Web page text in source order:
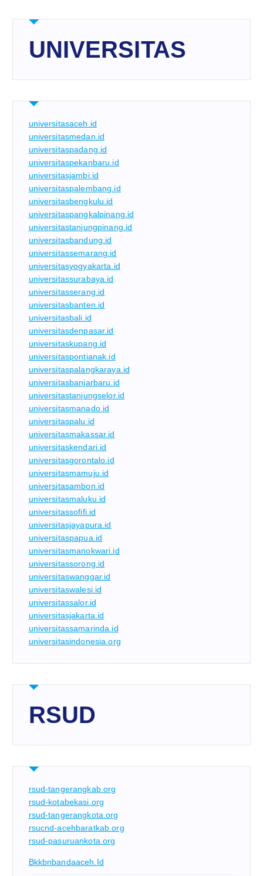
UNIVERSITAS
universitasaceh.id
universitasmedan.id
universitaspadang.id
universitaspekanbaru.id
universitasjambi.id
universitaspalembang.id
universitasbengkulu.id
universitaspangkalpinang.id
universitastanjungpinang.id
universitasbandung.id
universitassemarang.id
universitasyogyakarta.id
universitassurabaya.id
universitasserang.id
universitasbanten.id
universitasbali.id
universitasdenpasar.id
universitaskupang.id
universitaspontianak.id
universitaspalangkaraya.id
universitasbanjarbaru.id
universitastanjungselor.id
universitasmanado.id
universitaspalu.id
universitasmakassar.id
universitaskendari.id
universitasgorontalo.id
universitasmamuju.id
universitasambon.id
universitasmaluku.id
universitassofifi.id
universitasjayapura.id
universitaspapua.id
universitasmanokwari.id
universitassorong.id
universitaswanggar.id
universitaswalesi.id
universitassalor.id
universitasjakarta.id
universitassamarinda.id
universitasindonesia.org
RSUD
rsud-tangerangkab.org
rsud-kotabekasi.org
rsud-tangerangkota.org
rsucnd-acehbaratkab.org
rsud-pasuruankota.org
Bkkbnbandaaceh.id